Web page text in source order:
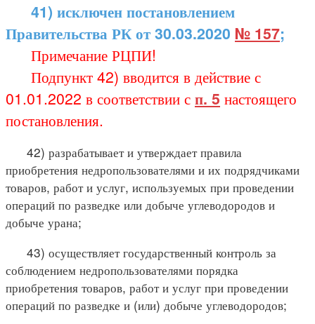
41) исключен постановлением
Правительства РК от 30.03.2020 № 157;
Примечание РЦПИ!
Подпункт 42) вводится в действие с
01.01.2022 в соответствии с п. 5 настоящего
постановления.
42) разрабатывает и утверждает правила
приобретения недропользователями и их подрядчиками
товаров, работ и услуг, используемых при проведении
операций по разведке или добыче углеводородов и
добыче урана;
43) осуществляет государственный контроль за
соблюдением недропользователями порядка
приобретения товаров, работ и услуг при проведении
операций по разведке и (или) добыче углеводородов;